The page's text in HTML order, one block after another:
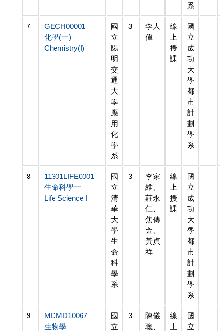
系
7
GECH00001
化學(一)
Chemistry(I)
國
立
陽
明
交
通
大
學
應
用
化
學
系
3
李大
偉
線
上
授
課
國
立
成
功
大
學
都
市
計
劃
學
系
8
11301LIFE0001
生命科學一
Life Science I
國
立
清
華
大
學
生
命
科
學
系
3
李家
維、
莊永
仁、
焦傳
金、
黃貞
祥
線
上
授
課
國
立
成
功
大
學
都
市
計
劃
學
系
9
MDMD10067
生物學
國
立
3
陳儀
聰、
線
上
國
立